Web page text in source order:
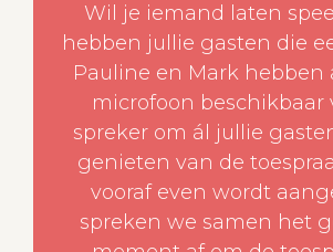
Wil je iemand laten
hebben jullie gasten die
Pauline en Mark hebben
microfoon beschikbaar
spreker om ál jullie
genieten van de
vooraf even wordt
spreken we samen het